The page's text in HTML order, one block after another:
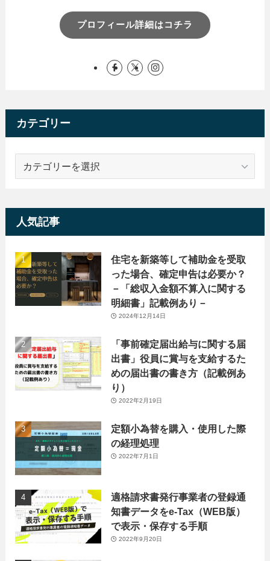
プロフィール詳細はコチラ
カテゴリー
リ
ー
人気記事
住宅を新築等して補助金を受取
った場合、確定申告は必要か？
－「総収入金額不算入に関する
明細書」記載例あり－
2024年12月14日
「事前確定届出給与に関する届
出書」役員に賞与を支給するた
めの届出書の書き方（記載例あ
り）
2022年2月19日
定額小為替を購入・使用した際
の経理処理
2022年7月1日
適格請求書発行事業者の登録通
知書データをe-Tax（WEB版）
で表示・保存する手順
2022年9月20日